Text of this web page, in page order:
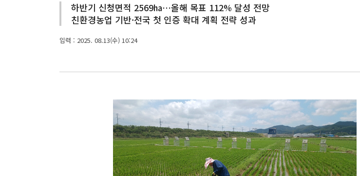
하반기 신청면적 2569㏊…올해 목표 112% 달성 전망
친환경농업 기반·전국 첫 인증 확대 계획 전략 성과
입력 : 2025. 08.13(수) 10:24